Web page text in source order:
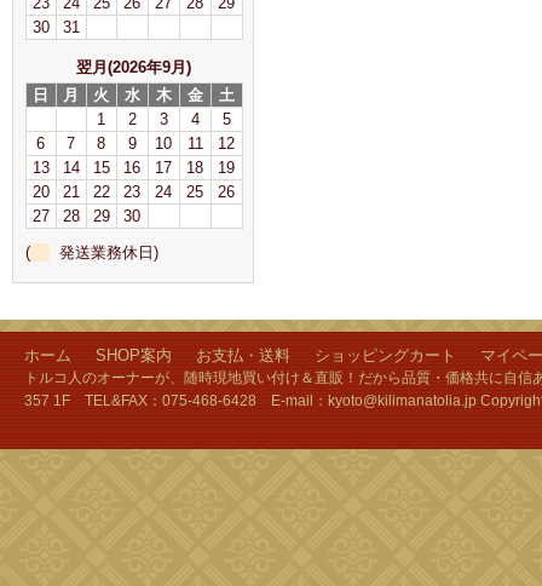
30
31
翌月(2026年9月)
日
月 火 水 木 金
土
1
2 3 4
5
6
7 8 9 10 11
12
13
14 15 16 17 18
19
20
21 22 23 24 25
26
27
28 29
30
(
発送業務休日)
ホーム SHOP案内 お支払・送料 ショッピングカート マイペ
トルコ人のオーナーが、随時現地買い付け＆直販！だから品質・価格共に自
357 1F TEL&FAX：075-468-6428 E-mail：kyoto@kilimanatolia.jp